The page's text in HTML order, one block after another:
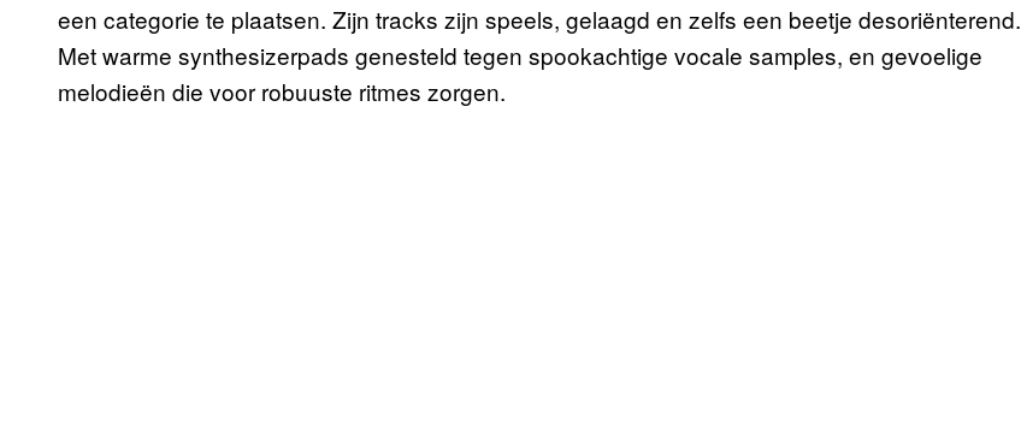
een categorie te plaatsen. Zijn tracks zijn speels, gelaagd en zelfs een beetje desoriënterend.
Met warme synthesizerpads genesteld tegen spookachtige vocale samples, en gevoelige
melodieën die voor robuuste ritmes zorgen.